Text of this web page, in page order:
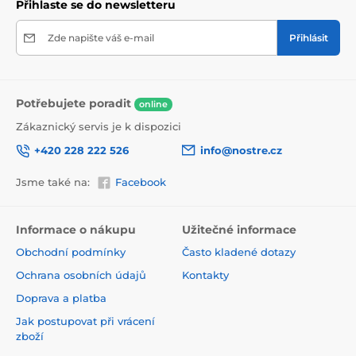
Použitá tisková metoda je ekologická, a proto jsou
přísné normy a mají VOC i GREENGUARD GOLD
certifikaci. Navíc jsou bez obsahu PVC a lepidlo je na
Přihlaste se do newsletteru
Zde napište váš e-mail Přihlásit
Potřebujete poradit online
Zákaznický servis je k dispozici
+420 228 222 526
info@nostre.cz
Jsme také na: Facebook
Informace o nákupu
Obchodní podmínky
Ochrana osobních údajů
Doprava a platba
Jak postupovat při vrácení
zboží
Užitečné informace
Často kladené dotazy
Kontakty